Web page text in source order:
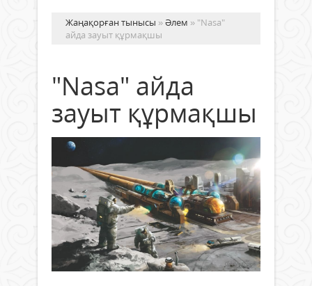
Жаңақорған тынысы »Әлем » "Nasa"
айда зауыт құрмақшы
"Nasa" айда
зауыт құрмақшы